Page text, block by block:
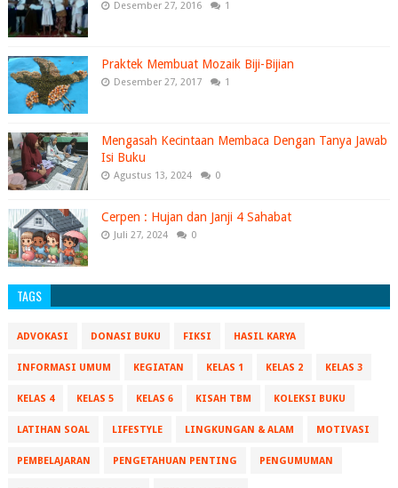
Desember 27, 2016 1
Praktek Membuat Mozaik Biji-Bijian
Desember 27, 2017 1
Mengasah Kecintaan Membaca Dengan Tanya Jawab
Isi Buku
Agustus 13, 2024 0
Cerpen : Hujan dan Janji 4 Sahabat
Juli 27, 2024 0
TAGS
ADVOKASI DONASI BUKU FIKSI HASIL KARYA
INFORMASI UMUM KEGIATAN KELAS 1 KELAS 2 KELAS 3
KELAS 4 KELAS 5 KELAS 6 KISAH TBM KOLEKSI BUKU
LATIHAN SOAL LIFESTYLE LINGKUNGAN & ALAM MOTIVASI
PEMBELAJARAN PENGETAHUAN PENTING PENGUMUMAN